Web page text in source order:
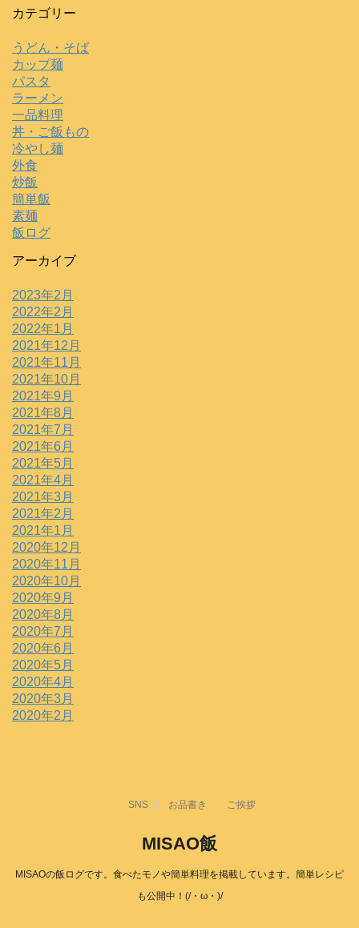
カテゴリー
うどん・そば
カップ麺
パスタ
ラーメン
一品料理
丼・ご飯もの
冷やし麺
外食
炒飯
簡単飯
素麺
飯ログ
アーカイブ
2023年2月
2022年2月
2022年1月
2021年12月
2021年11月
2021年10月
2021年9月
2021年8月
2021年7月
2021年6月
2021年5月
2021年4月
2021年3月
2021年2月
2021年1月
2020年12月
2020年11月
2020年10月
2020年9月
2020年8月
2020年7月
2020年6月
2020年5月
2020年4月
2020年3月
2020年2月
SNS お品書き ご挨拶
MISAO飯
MISAOの飯ログです。食べたモノや簡単料理を掲載しています。簡単レシピ
も公開中！(/・ω・)/